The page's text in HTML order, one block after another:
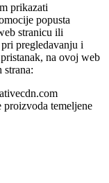
prikazati
popusta
stranicu ili
pregledavanju i
na ovoj web
strana:
temeljene